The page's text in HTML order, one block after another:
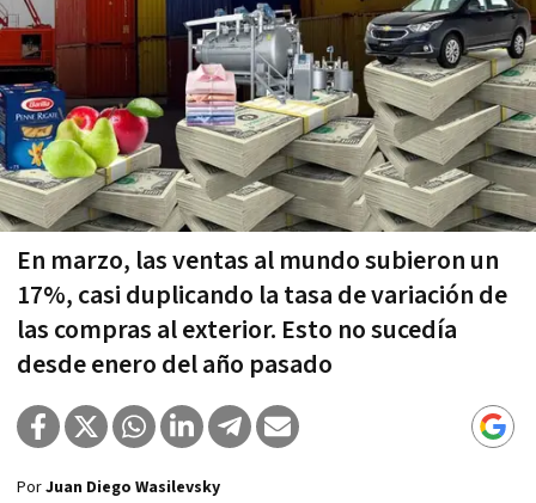
En marzo, las ventas al mundo subieron un
17%, casi duplicando la tasa de variación de
las compras al exterior. Esto no sucedía
desde enero del año pasado
PorJuan Diego Wasilevsky